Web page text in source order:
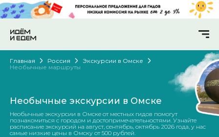
Главная Россия
Экскурсии в Омске
Необычные маршруты
Необычные экскурсии в Омске
Необычные экскурсии в Омске от местных гидов помогут
познакомиться с городом и достопримечательностями. Узнайте
расписание экскурсий на август, сентябрь, октябрь 2026 года, у нас
самые низкие цены в Омску от 500 рублей.